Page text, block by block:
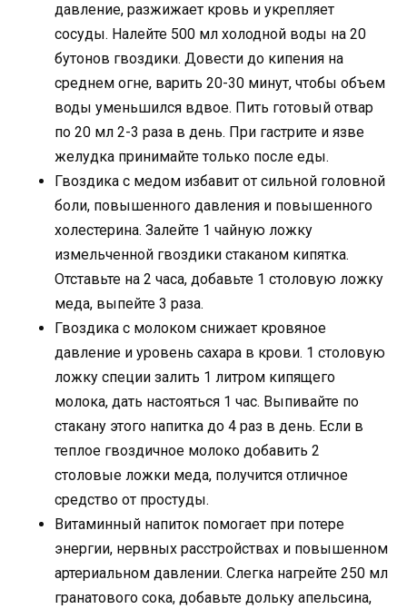
давление, разжижает кровь и укрепляет
сосуды. Налейте 500 мл холодной воды на 20
бутонов гвоздики. Довести до кипения на
среднем огне, варить 20-30 минут, чтобы объем
воды уменьшился вдвое. Пить готовый отвар
по 20 мл 2-3 раза в день. При гастрите и язве
желудка принимайте только после еды.
Гвоздика с медом избавит от сильной головной
боли, повышенного давления и повышенного
холестерина. Залейте 1 чайную ложку
измельченной гвоздики стаканом кипятка.
Отставьте на 2 часа, добавьте 1 столовую ложку
меда, выпейте 3 раза.
Гвоздика с молоком снижает кровяное
давление и уровень сахара в крови. 1 столовую
ложку специи залить 1 литром кипящего
молока, дать настояться 1 час. Выпивайте по
стакану этого напитка до 4 раз в день. Если в
теплое гвоздичное молоко добавить 2
столовые ложки меда, получится отличное
средство от простуды.
Витаминный напиток помогает при потере
энергии, нервных расстройствах и повышенном
артериальном давлении. Слегка нагрейте 250 мл
гранатового сока, добавьте дольку апельсина,